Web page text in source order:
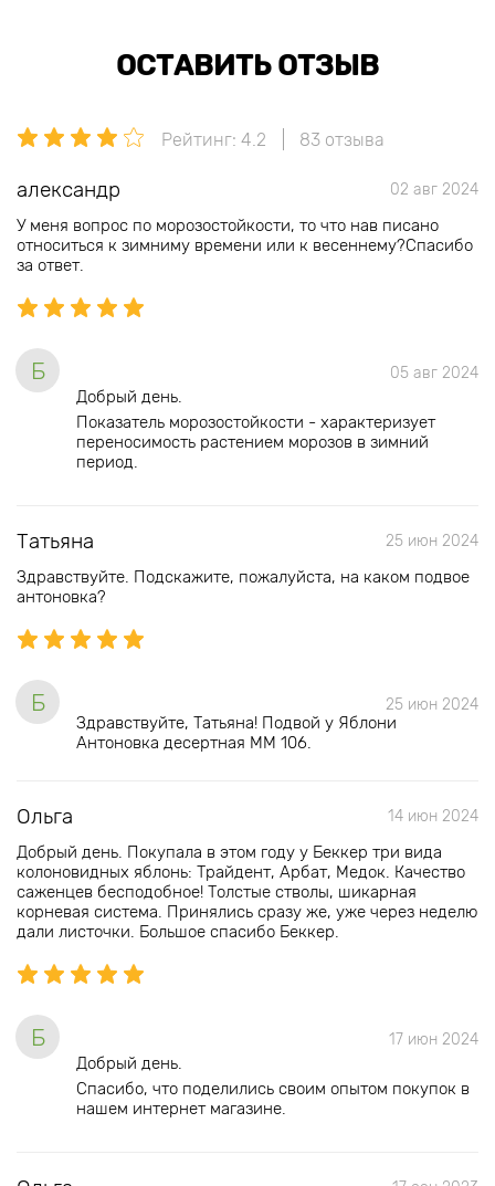
ОСТАВИТЬ ОТЗЫВ
Рейтинг: 4.2 83 отзыва
александр 02 авг 2024
У меня вопрос по морозостойкости, то что нав писано
относиться к зимниму времени или к весеннему?Спасибо
за ответ.
Б 05 авг 2024
Добрый день.
Показатель морозостойкости - характеризует
переносимость растением морозов в зимний
период.
Татьяна 25 июн 2024
Здравствуйте. Подскажите, пожалуйста, на каком подвое
антоновка?
Б 25 июн 2024
Здравствуйте, Татьяна! Подвой у Яблони
Антоновка десертная ММ 106.
Ольга 14 июн 2024
Добрый день. Покупала в этом году у Беккер три вида
колоновидных яблонь: Трайдент, Арбат, Медок. Качество
саженцев бесподобное! Толстые стволы, шикарная
корневая система. Принялись сразу же, уже через неделю
дали листочки. Большое спасибо Беккер.
Б 17 июн 2024
Добрый день.
Спасибо, что поделились своим опытом покупок в
нашем интернет магазине.